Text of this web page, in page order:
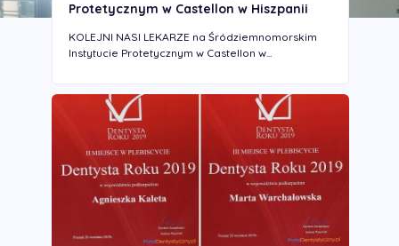
Protetycznym w Castellon w Hiszpanii
KOLEJNI NASI LEKARZE na Śródziemnomorskim
Instytucie Protetycznym w Castellon w...